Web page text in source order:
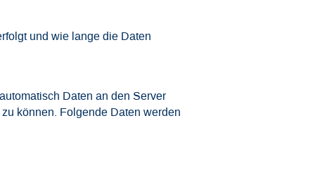
und wie lange die Daten
Daten an den Server
können. Folgende Daten werden